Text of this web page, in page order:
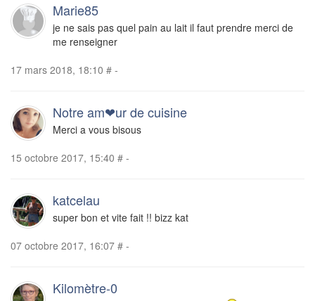
Marie85
je ne sais pas quel pain au lait il faut prendre merci de
me renseigner
17 mars 2018, 18:10 # -
Notre am❤ur de cuisine
Merci a vous bisous
15 octobre 2017, 15:40 # -
katcelau
super bon et vite fait !! bizz kat
07 octobre 2017, 16:07 # -
Kilomètre-0